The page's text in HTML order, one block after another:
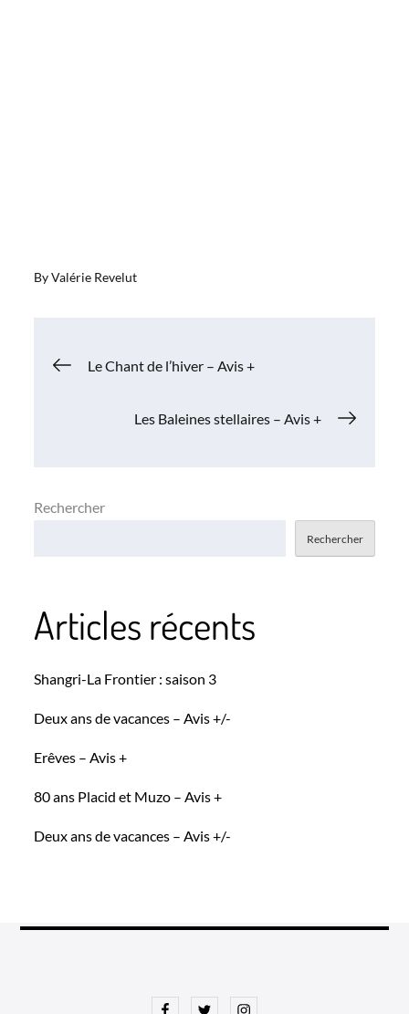
ByValérie Revelut
Navigation
Le Chant de l’hiver – Avis +
Les Baleines stellaires – Avis +
Rechercher
Rechercher
Articles récents
Shangri-La Frontier : saison 3
Deux ans de vacances – Avis +/-
Erêves – Avis +
80 ans Placid et Muzo – Avis +
Deux ans de vacances – Avis +/-
FacebookTwitterInstagram